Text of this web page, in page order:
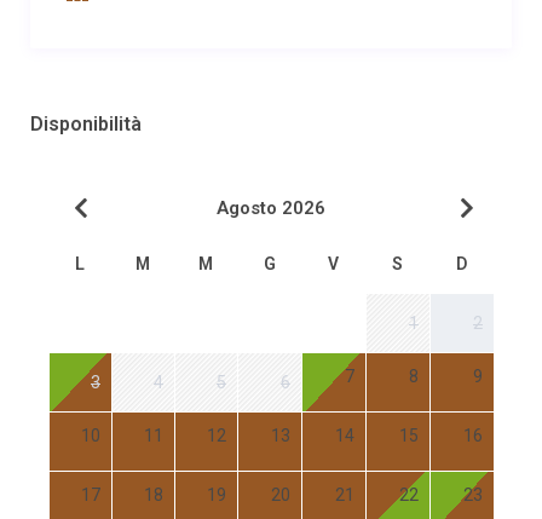
Disponibilità
Agosto 2026
L M M G V S D
1 2
3 4 5 6 7 8 9
10 11 12 13 14 15 16
17 18 19 20 21 22 23